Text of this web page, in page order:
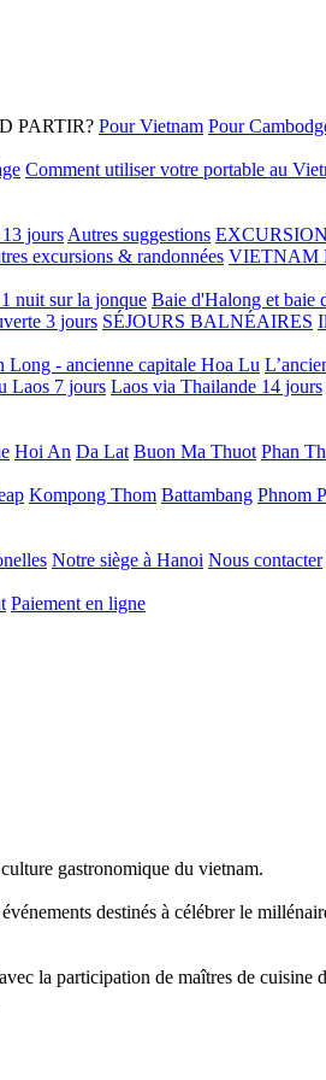
PARTIR? Pour Vietnam Pour
Comment utiliser votre portable au
jours Autres suggestions
excursions & randonnées VIETNAM
nuit sur la jonque Baie d'Halong et baie
3 jours SÉJOURS BALNÉAIRES
Long - ancienne capitale Hoa Lu
Laos 7 jours Laos via Thailande 14 jours
Hoi An Da Lat Buon Ma Thuot Phan
Kompong Thom Battambang Phnom
Notre siège à Hanoi Nous contacter
Paiement en ligne
gastronomique du vietnam.
destinés à célébrer le
la participation de maîtres de cuisine